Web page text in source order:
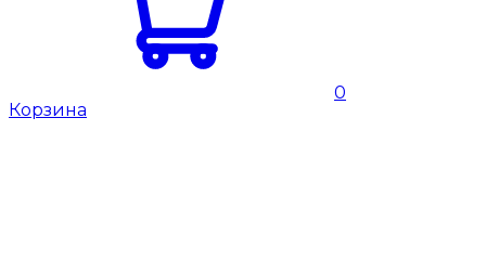
0
Корзина